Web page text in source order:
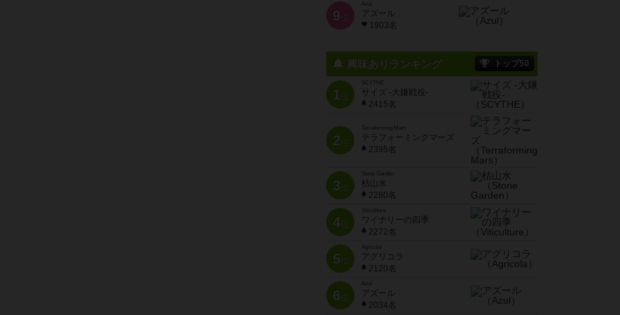
9 位
Azul
アズール
1903名
興味ありランキング トップ50
1位
SCYTHE
サイズ -大鎌戦役-
2415名
2位
Terraforming Mars
テラフォーミングマーズ
2395名
3位
Stone Garden
枯山水
2280名
4位
Viticulture
ワイナリーの四季
2272名
5位
Agricola
アグリコラ
2120名
6位
Azul
アズール
2034名